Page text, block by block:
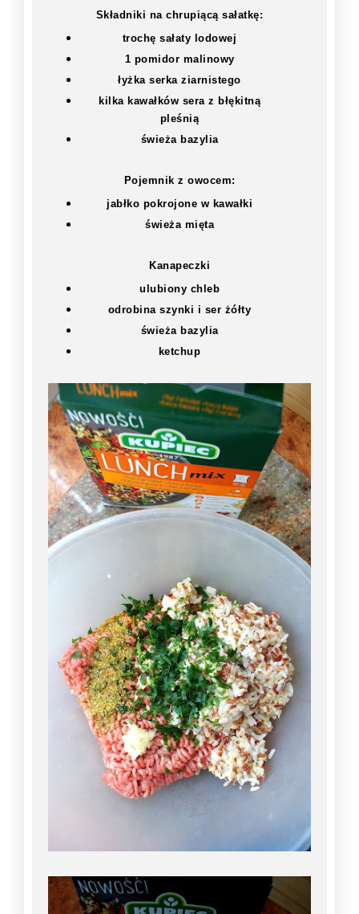
Składniki na chrupiącą sałatkę:
trochę sałaty lodowej
1 pomidor malinowy
łyżka serka ziarnistego
kilka kawałków sera z błękitną
pleśnią
świeża bazylia
Pojemnik z owocem:
jabłko pokrojone w kawałki
świeża mięta
Kanapeczki
ulubiony chleb
odrobina szynki i ser żółty
świeża bazylia
ketchup